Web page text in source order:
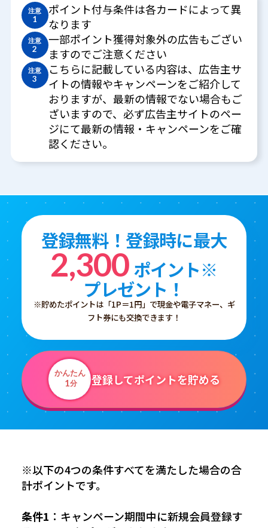
注意
1
ポイント付与条件は各カードによって異
なります
注意
2
一部ポイント獲得対象外の広告もござい
ますのでご注意ください
注意
3
こちらに記載している内容は、広告主サ
イトの情報やキャンペーンをご紹介して
おりますが、最新の情報でない場合もご
ざいますので、必ず広告主サイトのペー
ジにて最新の情報・キャンペーンをご確
認ください。
登録無料！登録時に最大
2,300ポイント※
プレゼント！
※貯めたポイントは「1P＝1円」で現金や電子マネー、ギ
フト券にも交換できます！
かんたん
1分 登録してポイントを貯める
※以下の4つの条件すべてを満たした場合の合
計ポイントです。
条件1 ：キャンペーン期間中に新規会員登録す